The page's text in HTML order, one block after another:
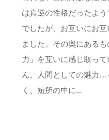
は真逆の性格だったよ
でしたが、お互いにお
ました。その奥にある
力」を互いに感じ取っ
ん。人間としての魅力…
く、短所の中に...